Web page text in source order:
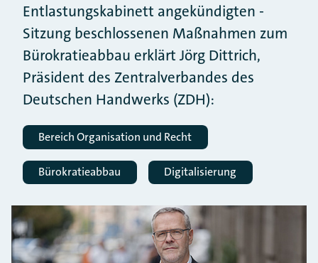
Entlastungskabinett angekündigten -
Sitzung beschlossenen Maßnahmen zum
Bürokratieabbau erklärt Jörg Dittrich,
Präsident des Zentralverbandes des
Deutschen Handwerks (ZDH):
Bereich Organisation und Recht
Bürokratieabbau Digitalisierung